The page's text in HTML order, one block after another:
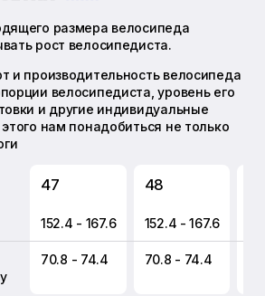
профиля
размера велосипеда
рост велосипедиста.
и производительность велосипеда
велосипедиста, уровень его
и другие индивидуальные
нам понадобиться не только
47 48
152.4 - 167.6 152.4 - 167.6
70.8 - 74.4 70.8 - 74.4